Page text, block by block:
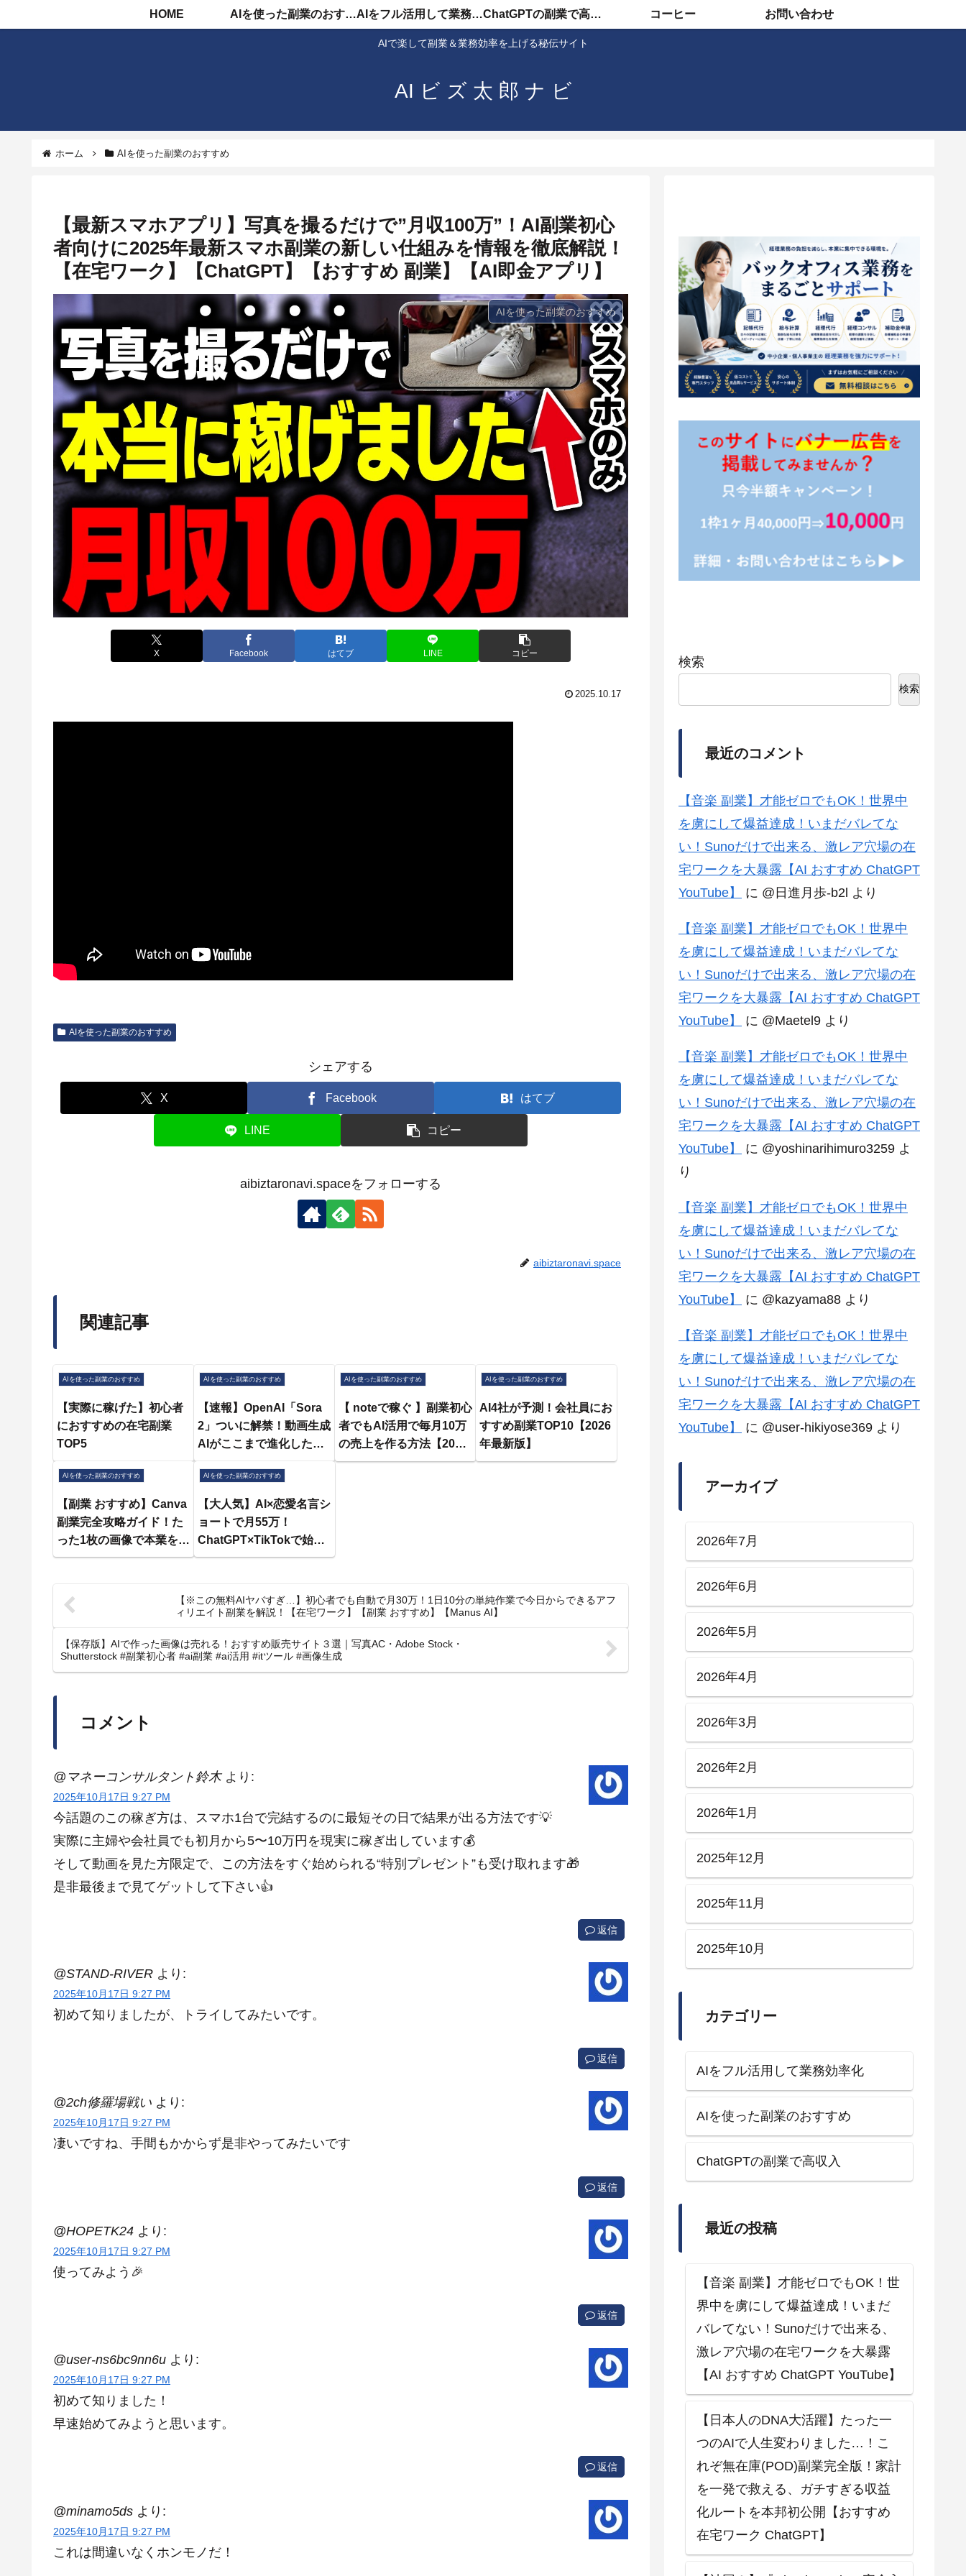
AIで楽して副業＆業務効率を上げる秘伝サイト
AI ビ ズ 太 郎 ナ ビ
HOME AIを使った副業のおすすめ AIをフル活用して業務効率化 ChatGPTの副業で高収入 コーヒー お問い合わせ
ホーム AIを使った副業のおすすめ
【最新スマホアプリ】写真を撮るだけで”月収100万”！AI副業初心
者向けに2025年最新スマホ副業の新しい仕組みを情報を徹底解説！
【在宅ワーク】【ChatGPT】【おすすめ 副業】【AI即金アプリ】
AIを使った副業のおすすめ
X Facebook はてブ LINE コピー
2025.10.17
AIを使った副業のおすすめ
シェアする
X Facebook はてブ
LINE コピー
aibiztaronavi.spaceをフォローする
aibiztaronavi.space
関連記事
AIを使った副業のおすすめ
【実際に稼げた】初心者
におすすめの在宅副業
TOP5
AIを使った副業のおすすめ
【速報】OpenAI「Sora
2」ついに解禁！動画生成
AIがここまで進化した…
AIを使った副業のおすすめ
【 noteで稼ぐ 】副業初心
者でもAI活用で毎月10万
の売上を作る方法【2026
年 おすすめ 在宅ワーク】
AIを使った副業のおすすめ
AI4社が予測！会社員にお
すすめ副業TOP10【2026
年最新版】
AIを使った副業のおすすめ
【副業 おすすめ】Canva
副業完全攻略ガイド！た
った1枚の画像で本業を超
える収益化ルートを包み
ク】【フリーランス】
【AI】
AIを使った副業のおすすめ
【大人気】AI×恋愛名言シ
ョートで月55万！
ChatGPT×TikTokで始め
る最新アフィリエイト副
説！【おすすめ 副業】
【AI動画】【在宅ワー
【※この無料AIヤバすぎ…】初心者でも自動で月30万！1日10分の単純作業で今日からできるアフ
ィリエイト副業を解説！【在宅ワーク】【副業 おすすめ】【Manus AI】
【保存版】AIで作った画像は売れる！おすすめ販売サイト３選｜写真AC・Adobe Stock・
Shutterstock #副業初心者 #ai副業 #ai活用 #itツール #画像生成
コメント
@マネーコンサルタント鈴木 より:
2025年10月17日 9:27 PM
今話題のこの稼ぎ方は、スマホ1台で完結するのに最短その日で結果が出る方法です💡
実際に主婦や会社員でも初月から5〜10万円を現実に稼ぎ出しています💰
そして動画を見た方限定で、この方法をすぐ始められる“特別プレゼント”も受け取れます🎁
是非最後まで見てゲットして下さい👍
返信
@STAND-RIVER より:
2025年10月17日 9:27 PM
初めて知りましたが、トライしてみたいです。
返信
@2ch修羅場戦い より:
2025年10月17日 9:27 PM
凄いですね、手間もかからず是非やってみたいです
返信
@HOPETK24 より:
2025年10月17日 9:27 PM
使ってみよう🎉
返信
@user-ns6bc9nn6u より:
2025年10月17日 9:27 PM
初めて知りました！
早速始めてみようと思います。
返信
@minamo5ds より:
2025年10月17日 9:27 PM
これは間違いなくホンモノだ！
検索
検索
最近のコメント
【音楽 副業】才能ゼロでもOK！世界中
を虜にして爆益達成！いまだバレてな
い！Sunoだけで出来る、激レア穴場の在
宅ワークを大暴露【AI おすすめ ChatGPT
YouTube】
に @日進月歩-b2l より
【音楽 副業】才能ゼロでもOK！世界中
を虜にして爆益達成！いまだバレてな
い！Sunoだけで出来る、激レア穴場の在
宅ワークを大暴露【AI おすすめ ChatGPT
YouTube】
に @Maetel9 より
【音楽 副業】才能ゼロでもOK！世界中
を虜にして爆益達成！いまだバレてな
い！Sunoだけで出来る、激レア穴場の在
宅ワークを大暴露【AI おすすめ ChatGPT
YouTube】
に @yoshinarihimuro3259 よ
り
【音楽 副業】才能ゼロでもOK！世界中
を虜にして爆益達成！いまだバレてな
い！Sunoだけで出来る、激レア穴場の在
宅ワークを大暴露【AI おすすめ ChatGPT
YouTube】
に @kazyama88 より
【音楽 副業】才能ゼロでもOK！世界中
を虜にして爆益達成！いまだバレてな
い！Sunoだけで出来る、激レア穴場の在
宅ワークを大暴露【AI おすすめ ChatGPT
YouTube】
に @user-hikiyose369 より
アーカイブ
2026年7月
2026年6月
2026年5月
2026年4月
2026年3月
2026年2月
2026年1月
2025年12月
2025年11月
2025年10月
カテゴリー
AIをフル活用して業務効率化
AIを使った副業のおすすめ
ChatGPTの副業で高収入
最近の投稿
【音楽 副業】才能ゼロでもOK！世
界中を虜にして爆益達成！いまだ
バレてない！Sunoだけで出来る、
激レア穴場の在宅ワークを大暴露
【AI おすすめ ChatGPT YouTube】
【日本人のDNA大活躍】たった一
つのAIで人生変わりました…！こ
れぞ無在庫(POD)副業完全版！家計
を一発で救える、ガチすぎる収益
化ルートを本邦初公開【おすすめ
在宅ワーク ChatGPT】